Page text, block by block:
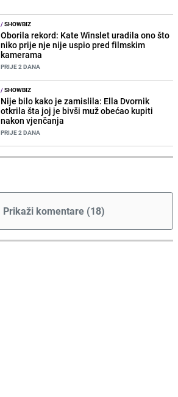
/SHOWBIZ
Oborila rekord: Kate Winslet uradila ono što
niko prije nje nije uspio pred filmskim
kamerama
PRIJE 2 DANA
/SHOWBIZ
Nije bilo kako je zamislila: Ella Dvornik
otkrila šta joj je bivši muž obećao kupiti
nakon vjenčanja
PRIJE 2 DANA
Prikaži komentare (18)